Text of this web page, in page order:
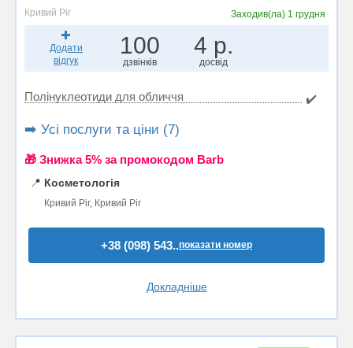
Кривий Ріг Заходив(ла) 1 грудня
Додати
відгук
100
дзвінків
4 р.
досвід
Полінуклеотиди для обличчя ✔️
➡️ Усі послуги та ціни (7)
🎁 Знижка 5% за промокодом Barb
📍 Косметологія
Кривий Ріг, Кривий Ріг
+38 (098) 543..показати номер
Докладніше